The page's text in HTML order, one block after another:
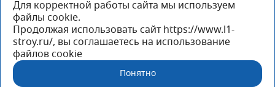
Все права на публикуемые на сайте материалы принадлежат
ООО Л1 Строительная комания №1. Любая информация,
представленная на данном сайте, носит исключительно
информационный характер и ни при каких условиях не является
публичной офертой, определяемой положениями статьи 437 ГК РФ.
«ООО «Л1 Строительная Компания №1» 196233, Санкт-Петербург, ул.
Орджоникидзе, д. 52, литер А, пом. 92-Н, офис 4 ИНН 7810269443,
ОГРН 1027804853559»
Для корректной работы сайта мы используем
файлы cookie.
Продолжая использовать сайт https://www.l1-
stroy.ru/, вы соглашаетесь на использование
файлов cookie
Понятно